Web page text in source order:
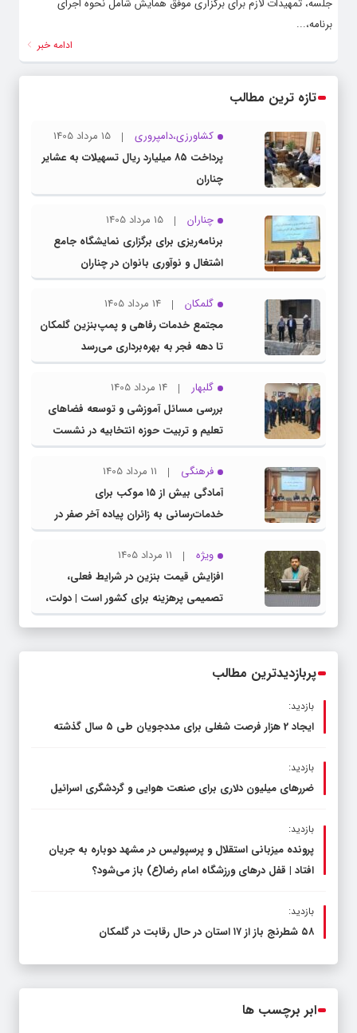
جلسه، تمهیدات لازم برای برگزاری موفق همایش شامل نحوه اجرای
برنامه،...
ادامه خبر
تازه ترین مطالب
کشاورزی،دامپروری
15 مرداد 1405
پرداخت ۸۵ میلیارد ریال تسهیلات به عشایر
چناران
چناران
15 مرداد 1405
برنامه‌ریزی برای برگزاری نمایشگاه جامع
اشتغال و نوآوری بانوان در چناران
گلمکان
14 مرداد 1405
مجتمع خدمات رفاهی و پمپ‌بنزین گلمکان
تا دهه فجر به بهره‌برداری می‌رسد
گلبهار
14 مرداد 1405
بررسی مسائل آموزشی و توسعه فضاهای
تعلیم و تربیت حوزه انتخابیه در نشست
مشترک عضو کمیسیون آموزش مجلس با
مدیرکل آموزش و پرورش خراسان رضوی
فرهنگی
11 مرداد 1405
آمادگی بیش از ۱۵ موکب برای
خدمات‌رسانی به زائران پیاده آخر صفر در
شهرستان چناران
ویژه
11 مرداد 1405
افزایش قیمت بنزین در شرایط فعلی،
تصمیمی پرهزینه برای کشور است | دولت،
قاچاق سوخت و عوامل اصلی ناترازی را
پربازدیدترین مطالب
بازدید:
ایجاد 2 هزار فرصت شغلی برای مددجویان طی ۵ سال گذشته
بازدید:
ضررهای میلیون دلاری برای صنعت هوایی و گردشگری اسرائیل
بازدید:
پرونده میزبانی استقلال و پرسپولیس در مشهد دوباره به جریان
افتاد | قفل در‌های ورزشگاه امام رضا(ع) باز می‌شود؟
بازدید:
۵۸ شطرنج‌ باز از ۱۷ استان در حال رقابت در گلمکان
ابر برچسب ها